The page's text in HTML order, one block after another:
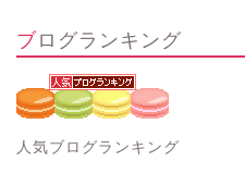
ブログランキング
人気ブログランキング